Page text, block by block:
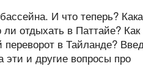
И что теперь?
отдыхать в Паттайе? Как
в Тайланде?
эти и другие вопросы про